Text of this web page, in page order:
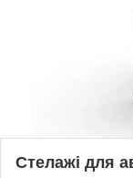
Стелажі для